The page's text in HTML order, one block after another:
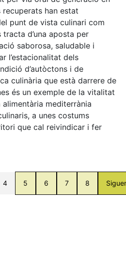
han estat
punt de vista culinari com
d’una aposta per
saborosa, saludable i
l’estacionalitat dels
d’autòctons i de
culinària que està darrere de
és un exemple de la vitalitat
mediterrània
a unes costums
que cal reivindicar i fer
4 5 6 7 8